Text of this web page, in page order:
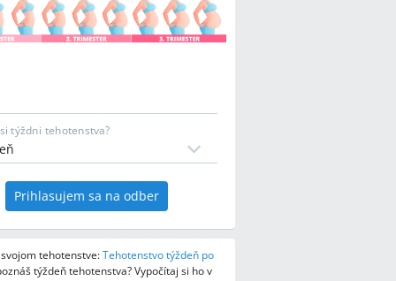
týždni tehotenstva?
Prihlasujem sa na odber
tehotenstve:Tehotenstvo týždeň po
týždeň tehotenstva? Vypočítaj si ho v